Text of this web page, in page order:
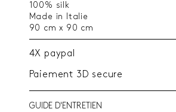
100% silk
Made in Italie
90 cm x 90 cm
4X paypal
Paiement 3D secure
GUIDE D'ENTRETIEN